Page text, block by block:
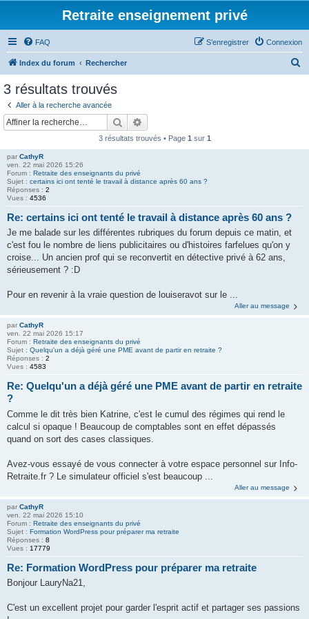
Retraite enseignement privé
FAQ Connexion
S’enregistrer
Index du forum Rechercher
3 résultats trouvés
Aller à la recherche avancée
Rechercher
3 résultats trouvés • Page 1 sur 1
par CathyR
ven. 22 mai 2026 15:26
Forum : Retraite des enseignants du privé
Sujet : certains ici ont tenté le travail à distance après 60 ans ?
Réponses : 2
Vues : 4536
Re: certains ici ont tenté le travail à distance après 60 ans ?
Je me balade sur les différentes rubriques du forum depuis ce matin, et
c'est fou le nombre de liens publicitaires ou d'histoires farfelues qu'on y
croise... Un ancien prof qui se reconvertit en détective privé à 62 ans,
sérieusement ? :D
Pour en revenir à la vraie question de louiseravot sur le ...
Aller au message
par CathyR
ven. 22 mai 2026 15:17
Forum : Retraite des enseignants du privé
Sujet : Quelqu'un a déjà géré une PME avant de partir en retraite ?
Réponses : 2
Vues : 4583
Re: Quelqu'un a déjà géré une PME avant de partir en retraite
?
Comme le dit très bien Katrine, c'est le cumul des régimes qui rend le
calcul si opaque ! Beaucoup de comptables sont en effet dépassés
quand on sort des cases classiques.
Avez-vous essayé de vous connecter à votre espace personnel sur Info-
Retraite.fr ? Le simulateur officiel s'est beaucoup ...
Aller au message
par CathyR
ven. 22 mai 2026 15:10
Forum : Retraite des enseignants du privé
Sujet : Formation WordPress pour préparer ma retraite
Réponses : 8
Vues : 17779
Re: Formation WordPress pour préparer ma retraite
Bonjour LauryNa21,
C'est un excellent projet pour garder l'esprit actif et partager ses passions